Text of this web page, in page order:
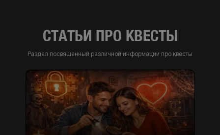
СТАТЬИ ПРО КВЕСТЫ
Раздел посвященный различной информации про квесты